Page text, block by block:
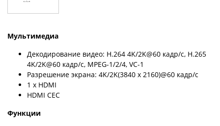
Мультимедиа
Декодирование видео: H.264 4K/2K@60 кадр/с, H.265
4K/2K@60 кадр/с, MPEG-1/2/4, VC-1
Разрешение экрана: 4K/2K(3840 x 2160)@60 кадр/с
1 x HDMI
HDMI CEC
Функции